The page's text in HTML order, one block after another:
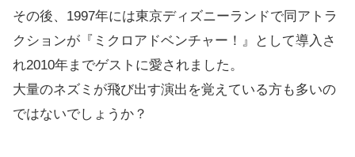
その後、1997年には東京ディズニーランドで同アトラ
クションが『ミクロアドベンチャー！』として導入さ
れ2010年までゲストに愛されました。
大量のネズミが飛び出す演出を覚えている方も多いの
ではないでしょうか？